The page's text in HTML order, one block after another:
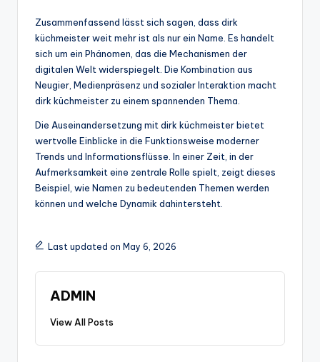
Zusammenfassend lässt sich sagen, dass dirk
küchmeister weit mehr ist als nur ein Name. Es handelt
sich um ein Phänomen, das die Mechanismen der
digitalen Welt widerspiegelt. Die Kombination aus
Neugier, Medienpräsenz und sozialer Interaktion macht
dirk küchmeister zu einem spannenden Thema.
Die Auseinandersetzung mit dirk küchmeister bietet
wertvolle Einblicke in die Funktionsweise moderner
Trends und Informationsflüsse. In einer Zeit, in der
Aufmerksamkeit eine zentrale Rolle spielt, zeigt dieses
Beispiel, wie Namen zu bedeutenden Themen werden
können und welche Dynamik dahintersteht.
Last updated on May 6, 2026
ADMIN
View All Posts